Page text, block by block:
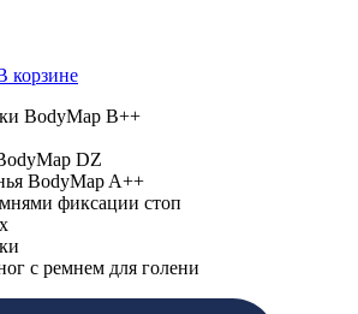
корзине
BodyMap B++
DZ
BodyMap A++
фиксации стоп
с ремнем для голени